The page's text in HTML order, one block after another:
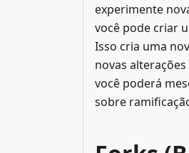
experimente
você pode criar
Isso cria uma
novas
você poderá
sobre